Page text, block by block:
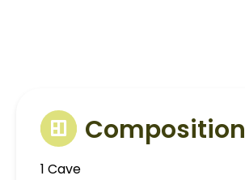
Composition
1 Cave